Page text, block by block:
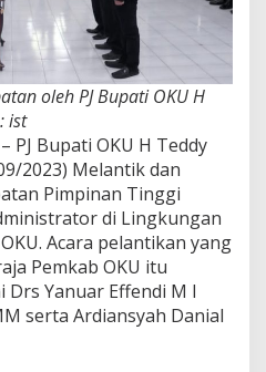
oleh PJ Bupati OKU H
ist
PJ Bupati OKU H Teddy
2023) Melantik dan
Pimpinan Tinggi
di Lingkungan
Acara pelantikan yang
Pemkab OKU itu
Yanuar Effendi M I
serta Ardiansyah Danial